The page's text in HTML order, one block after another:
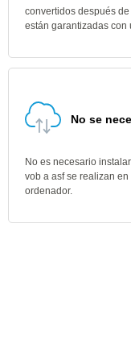
convertidos después
están garantizadas con
No se
No es necesario
vob a asf se realizan
ordenador.